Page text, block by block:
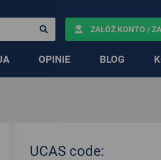
ZAŁÓŻ KONTO /
OPINIE BLOG
UCAS code: